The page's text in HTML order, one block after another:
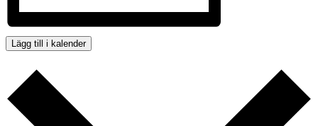
Lägg till i kalender